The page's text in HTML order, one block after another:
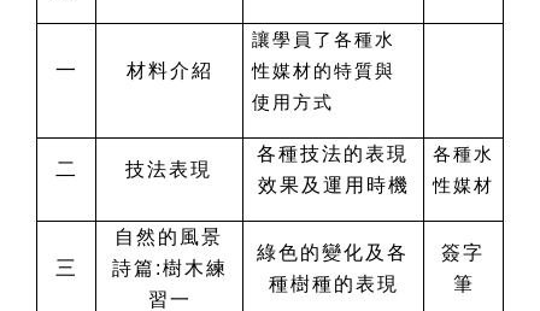
一 材料介紹
讓學員了各種水
性媒材的特質與
使用方式
二 技法表現
各種技法的表現
效果及運用時機
各種水
性媒材
三
自然的風景
詩篇:樹木練
習一
綠色的變化及各
種樹種的表現
簽字
筆